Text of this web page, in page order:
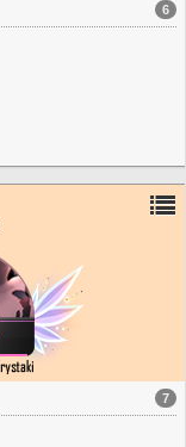
6
7